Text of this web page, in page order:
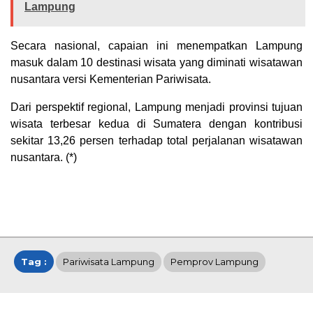
Lampung
Secara nasional, capaian ini menempatkan Lampung
masuk dalam 10 destinasi wisata yang diminati wisatawan
nusantara versi Kementerian Pariwisata.
Dari perspektif regional, Lampung menjadi provinsi tujuan
wisata terbesar kedua di Sumatera dengan kontribusi
sekitar 13,26 persen terhadap total perjalanan wisatawan
nusantara. (*)
Tag : Pariwisata Lampung Pemprov Lampung